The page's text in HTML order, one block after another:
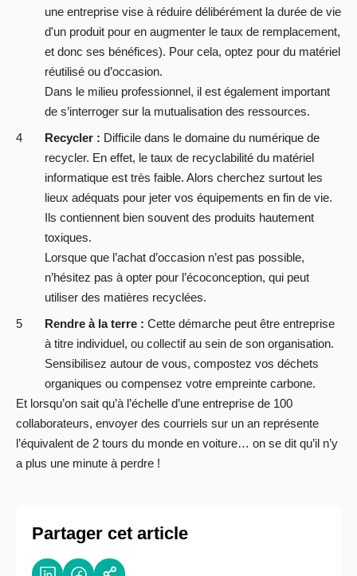
une entreprise vise à réduire délibérément la durée de vie
d'un produit pour en augmenter le taux de remplacement,
et donc ses bénéfices). Pour cela, optez pour du matériel
réutilisé ou d’occasion.
Dans le milieu professionnel, il est également important
de s’interroger sur la mutualisation des ressources.
Recycler : Difficile dans le domaine du numérique de
recycler. En effet, le taux de recyclabilité du matériel
informatique est très faible. Alors cherchez surtout les
lieux adéquats pour jeter vos équipements en fin de vie.
Ils contiennent bien souvent des produits hautement
toxiques.
Lorsque que l’achat d’occasion n’est pas possible,
n’hésitez pas à opter pour l’écoconception, qui peut
utiliser des matières recyclées.
Rendre à la terre : Cette démarche peut être entreprise
à titre individuel, ou collectif au sein de son organisation.
Sensibilisez autour de vous, compostez vos déchets
organiques ou compensez votre empreinte carbone.
Et lorsqu’on sait qu’à l’échelle d’une entreprise de 100
collaborateurs, envoyer des courriels sur un an représente
l’équivalent de 2 tours du monde en voiture… on se dit qu’il n’y
a plus une minute à perdre !
Partager cet article